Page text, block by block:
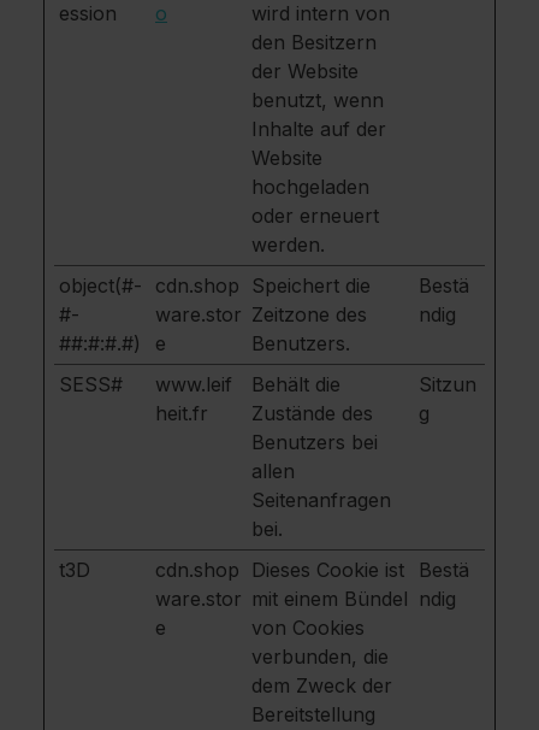
ession
o
wird intern von
den Besitzern
der Website
benutzt, wenn
Inhalte auf der
Website
hochgeladen
oder erneuert
werden.
object(#-
#-
##:#:#.#)
cdn.shop
ware.stor
e
Speichert die
Zeitzone des
Benutzers.
Bestä
ndig
SESS#
www.leif
heit.fr
Behält die
Zustände des
Benutzers bei
allen
Seitenanfragen
bei.
Sitzun
g
t3D
cdn.shop
ware.stor
e
Dieses Cookie ist
mit einem Bündel
von Cookies
verbunden, die
dem Zweck der
Bereitstellung
Bestä
ndig